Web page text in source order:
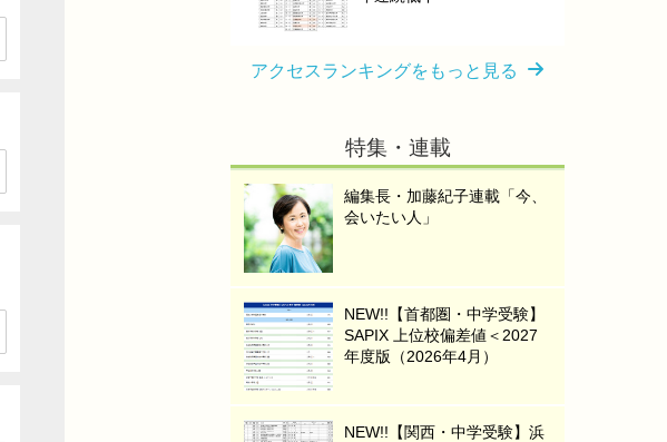
アクセスランキングをもっと見る
特集・連載
編集長・加藤紀子連載「今、
会いたい人」
NEW!!【首都圏・中学受験】
SAPIX 上位校偏差値＜2027
年度版（2026年4月）
NEW!!【関西・中学受験】浜